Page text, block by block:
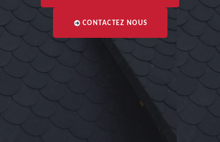
CONTACTEZ NOUS